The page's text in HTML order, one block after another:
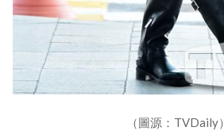
（圖源：TVDaily）